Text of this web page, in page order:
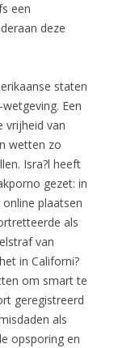
een
deze
staten
Een
vrijheid van
wetten zo
Isra?l heeft
gezet: in
plaatsen
als
van
in Californi?
om smart te
geregistreerd
als
opsporing en